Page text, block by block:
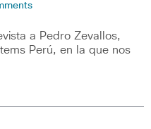
a Pedro Zevallos,
Perú, en la que nos